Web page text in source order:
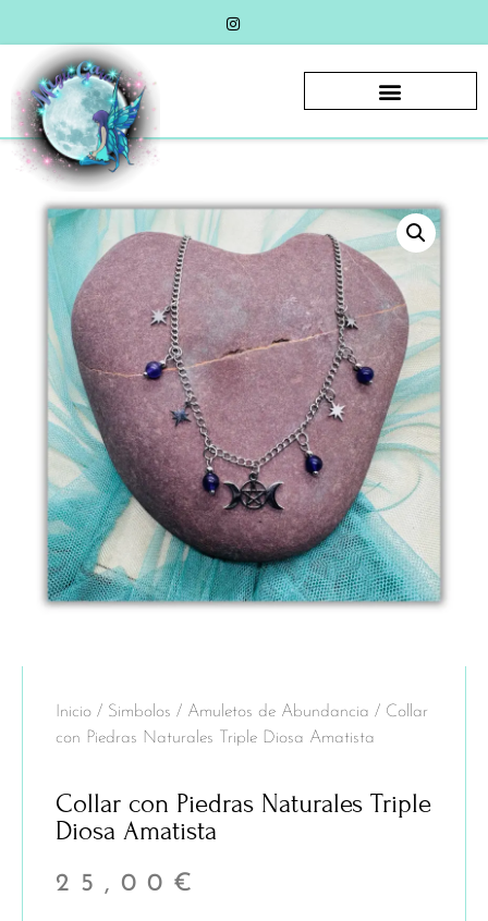
Inicio / Simbolos / Amuletos de Abundancia / Collar
con Piedras Naturales Triple Diosa Amatista
Collar con Piedras Naturales Triple
Diosa Amatista
25,00 €